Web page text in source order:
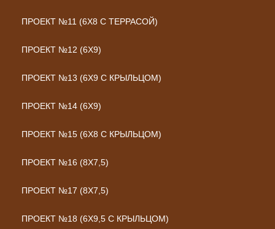
ПРОЕКТ №11 (6Х8 С ТЕРРАСОЙ)
ПРОЕКТ №12 (6Х9)
ПРОЕКТ №13 (6Х9 С КРЫЛЬЦОМ)
ПРОЕКТ №14 (6Х9)
ПРОЕКТ №15 (6Х8 С КРЫЛЬЦОМ)
ПРОЕКТ №16 (8Х7,5)
ПРОЕКТ №17 (8Х7,5)
ПРОЕКТ №18 (6Х9,5 С КРЫЛЬЦОМ)